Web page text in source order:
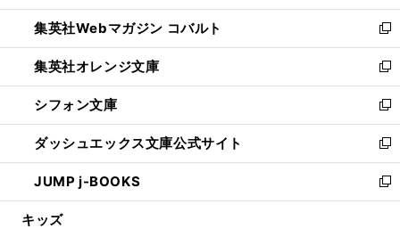
開
く
ウ
で
開
く
ン
ド
ウ
で
開
く
ウ
ィ
ン
ド
ウ
で
開
く
集英社Webマガジン コバルト
新
し
い
ウ
ィ
ン
ド
ウ
で
開
集英社オレンジ文庫
新
し
い
ウ
ィ
ン
ド
ウ
シフォン文庫
新
し
い
ウ
ィ
ン
ダッシュエックス文庫公式サイト
新
し
い
ウ
JUMP j-BOOKS
新
し
キッズ